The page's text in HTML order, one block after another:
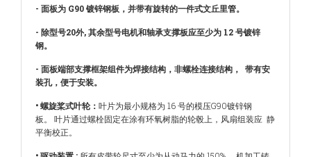
- 面板为 G90 镀锌钢板，并带有旋转的一件式文丘里管。
- 除型号20外, 其余型号电机和轴承支撑板应至少为 12 号镀锌
钢。
- 面板端部支撑框架组件为焊接结构，非螺栓连接结构，
带有安
装孔，便于安装。
• 螺旋桨式叶轮： 叶片为最小规格为 16 号的模压G90镀锌钢
板。
叶片通过螺栓固定在涂有环氧树脂的轮毂上，风扇组装应 静
平衡校正。